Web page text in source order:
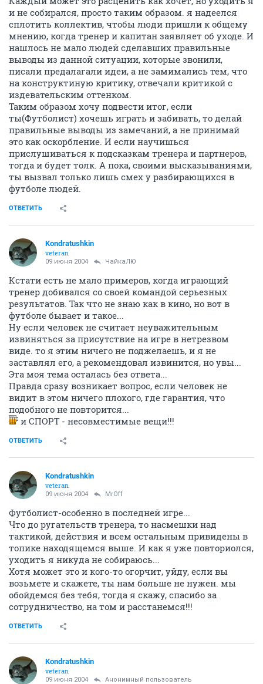
и не собирался, просто таким образом. я надеелся
сплотить коллектив, чтобы люди пришли к общему
мнению, когда тренер и капитан заявляет об уходе. И
нашлось не мало людей сделавших правильные
выводы из данной ситуации, которые звонили,
писали предалагали идеи, а не замимались тем, что
на конструктиную критику, отвечали критикой с
издевательским оттенком.
Таким образом хочу подвести итог, если
ты(Футболист) хочешь играть и забивать, то делай
правильные выводы из замечаний, а не принимай
это как оскорбление. И если научишься
прислушиваться к подсказкам тренера и партнеров,
тогда и будет толк. А пока, своими высказываниями,
ты вызвал только лишь смех у разбирающихся в
футболе людей.
ОТВЕТИТЬ
Kondratushkin
veteran
09 июня 2004 ЧайкаЛЮ
Кстати есть не мало примеров, когда играющий
тренер добивался со своей командой серьезных
результатов. Так что не знаю как в кино, но вот в
футболе бывает и такое...
Ну если человек не считает неуважительным
извиняться за присутствие на игре в нетрезвом
виде. то я этим ничего не поджелаешь, и я не
заставлял его, а рекомендовал извинится, но увы...
Эта моя тема осталась без ответа...
Правда сразу возникает вопрос, если человек не
видит в этом ничего плохого, где гарантия, что
подобного не повторится...
и СПОРТ - несовместимые вещи!!!
ОТВЕТИТЬ
Kondratushkin
veteran
09 июня 2004 MrOff
Футболист-особенно в последней игре...
Что до ругательств тренера, то насмешки над
тактикой, действия и всем остальным привидены в
топике находящемся выше. И как я уже повториолся,
уходить я никуда не собираюсь...
Хотя может это и кого-то огорчит, уйду, если вы
возьмете и скажете, ты нам больше не нужен. мы
обойдемся без тебя, тогда я скажу, спасибо за
сотрудничество, на том и расстанемся!!!
ОТВЕТИТЬ
Kondratushkin
veteran
09 июня 2004 Анонимный пользователь